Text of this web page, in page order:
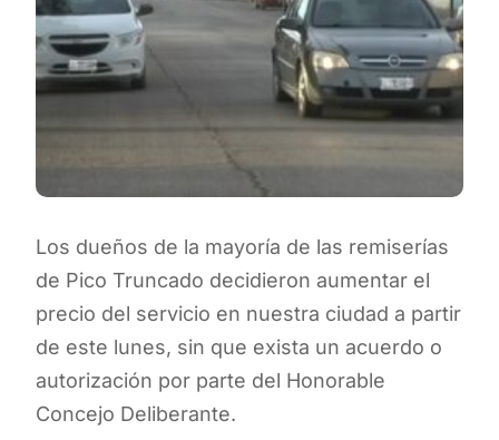
Los dueños de la mayoría de las remiserías
de Pico Truncado decidieron aumentar el
precio del servicio en nuestra ciudad a partir
de este lunes, sin que exista un acuerdo o
autorización por parte del Honorable
Concejo Deliberante.